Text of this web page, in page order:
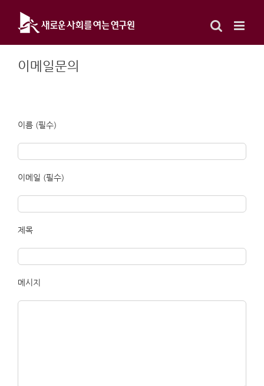
content
이메일문의
이름 (필수)
이메일 (필수)
제목
메시지